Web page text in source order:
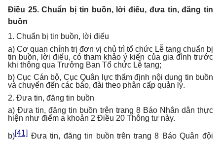
Điều 25. Chuẩn bị tin buồn, lời điếu, đưa tin, đăng tin
buồn
1. Chuẩn bị tin buồn, lời điếu
a) Cơ quan chính trị đơn vị chủ trì tổ chức Lễ tang chuẩn bị
tin buồn, lời điếu, có tham khảo ý kiến của gia đình trước
khi thông qua Trưởng Ban Tổ chức Lễ tang;
b) Cục Cán bộ, Cục Quân lực thẩm định nội dung tin buồn
và chuyển đến các báo, đài theo phân cấp quản lý.
2. Đưa tin, đăng tin buồn
a) Đưa tin, đăng tin buồn trên trang 8 Báo Nhân dân thực
hiện như điểm a khoản 2 Điều 20 Thông tư này.
b)[41] Đưa tin, đăng tin buồn trên trang 8 Báo Quân đội